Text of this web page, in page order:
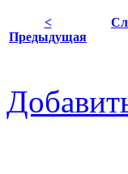
<
Предыдущая